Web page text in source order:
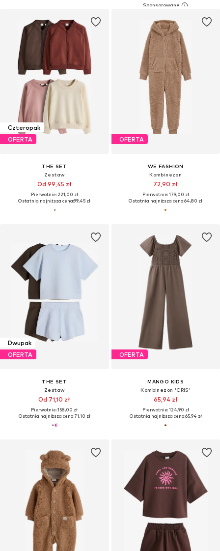
Czteropak
OFERTA
THE SET
Zestaw
Od 99,45 zł
Pierwotnie: 221,00 zł
Ostatnia najniższa cena:99,45 zł
OFERTA
WE FASHION
Kombinezon
72,90 zł
Pierwotnie: 179,00 zł
Ostatnia najniższa cena:64,80 zł
Dwupak
OFERTA
THE SET
Zestaw
Od 71,10 zł
Pierwotnie: 158,00 zł
Ostatnia najniższa cena:71,10 zł
OFERTA
MANGO KIDS
Kombinezon 'CRIS'
65,94 zł
Pierwotnie: 124,90 zł
Ostatnia najniższa cena:65,94 zł